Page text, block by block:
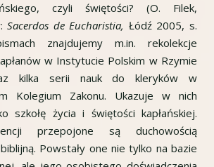
czyli świętości? (O. Filek,
Sacerdos de Eucharistia, Łódź 2005, s.
znajdujemy m.in. rekolekcje
w Instytucie Polskim w Rzymie
kilka serii nauk do kleryków w
Kolegium Zakonu. Ukazuje w nich
szkołę życia i świętości kapłańskiej.
przepojone są duchowością
Powstały one nie tylko na bazie